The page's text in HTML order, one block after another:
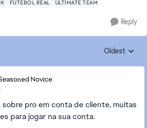
FUTEBOL REAL ULTIMATE TEAM
Reply
Replies
Oldest
Novice
pro em conta de cliente, muitas
para jogar na sua conta.